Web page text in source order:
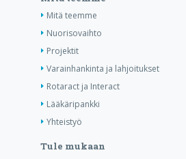
Mitä teemme
Nuorisovaihto
Projektit
Varainhankinta ja lahjoitukset
Rotaract ja Interact
Lääkäripankki
Yhteistyö
Tule mukaan